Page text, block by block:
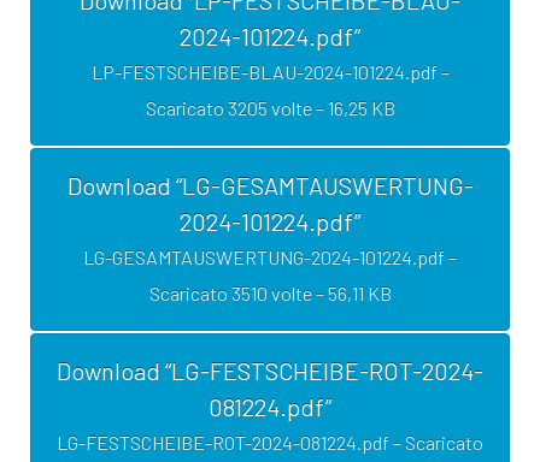
2024-101224.pdf”
LP-FESTSCHEIBE-BLAU-2024-101224.pdf –
Scaricato 3205 volte – 16,25 KB
Download “LG-GESAMTAUSWERTUNG-
2024-101224.pdf”
LG-GESAMTAUSWERTUNG-2024-101224.pdf –
Scaricato 3510 volte – 56,11 KB
Download “LG-FESTSCHEIBE-ROT-2024-
081224.pdf”
LG-FESTSCHEIBE-ROT-2024-081224.pdf – Scaricato